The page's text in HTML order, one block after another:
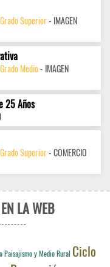
Superior- IMAGEN
Medio- IMAGEN
25 Años
Superior- COMERCIO
LA WEB
Paisajismo y Medio Rural Ciclo